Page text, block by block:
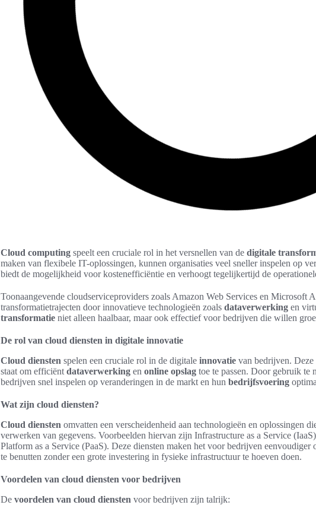
Cloud computing speelt een cruciale rol in het versnellen van de digitale
maken van flexibele IT-oplossingen, kunnen organisaties veel sneller inspelen op
biedt de mogelijkheid voor kostenefficiëntie en verhoogt tegelijkertijd de
Toonaangevende cloudserviceproviders zoals Amazon Web Services en Microsoft
transformatietrajecten door innovatieve technologieën zoals dataverwerking en
transformatie niet alleen haalbaar, maar ook effectief voor bedrijven die willen
De rol van cloud diensten in digitale innovatie
Cloud diensten spelen een cruciale rol in de digitale innovatie van bedrijven. Deze
staat om efficiënt dataverwerking en online opslag toe te passen. Door gebruik te
bedrijven snel inspelen op veranderingen in de markt en hun bedrijfsvoering
Wat zijn cloud diensten?
Cloud diensten omvatten een verscheidenheid aan technologieën en oplossingen
verwerken van gegevens. Voorbeelden hiervan zijn Infrastructure as a Service
Platform as a Service (PaaS). Deze diensten maken het voor bedrijven eenvoudiger
te benutten zonder een grote investering in fysieke infrastructuur te hoeven doen.
Voordelen van cloud diensten voor bedrijven
De voordelen van cloud diensten voor bedrijven zijn talrijk: